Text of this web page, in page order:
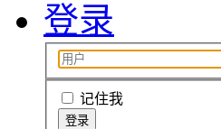
登录
记住我